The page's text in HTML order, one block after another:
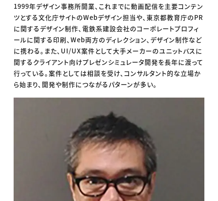
1999年デザイン事務所開業、これまでに動画配信を主要コンテン
ツとする文化庁サイトのWebデザイン担当や、東京都教育庁のPR
に関するデザイン制作、電鉄系建設会社のコーポレートプロフィ
ールに関する印刷、Web両方のディレクション、デザイン制作など
に携わる。また、UI/UX案件として大手メーカーのユニットバスに
関するクライアント向けプレゼンシミュレータ開発を長年に渡って
行っている。案件としては相談を受け、コンサルタント的な立場か
ら始まり、開発や制作につながるパターンが多い。